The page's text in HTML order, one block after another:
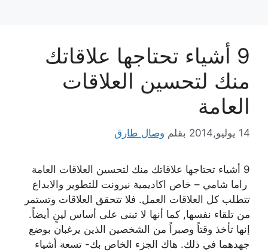
9 أشياء تحتاجها علاقاتك
منك لتحسين العلاقات
العامة
14 يوليو,2014 بقلم وصال طارق
9 أشياء تحتاجها علاقاتك منك لتحسين العلاقات العامة
راما شامي – خاص اكاديمية نيرونت للتطوير والابداع
تتطلب كل العلاقات العمل. فلا تتحقق العلاقات وتستمر
من تلقاء نفسها, كما أنها لا تبنى على أساس لينٍ أيضاً.
إنها تأخذ وقتاً وصبراً من الشخصين الذين يرغبان بوضع
جهدهما في ذلك. هاك الجزء الخاص بك- تسعة أشياء